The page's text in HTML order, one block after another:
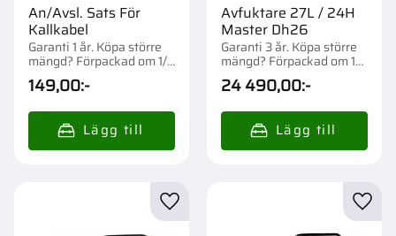
An/Avsl. Sats För
Kallkabel
Garanti 1 år. Köpa större
mängd? Förpackad om 1/5
st.
149,00:-
Avfuktare 27L / 24H
Master Dh26
Garanti 3 år. Köpa större
mängd? Förpackad om 1
st.
24 490,00:-
Lägg till i favoriter